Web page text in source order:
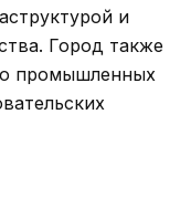
и
Город также
промышленных